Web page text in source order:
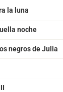
la luna
noche
negros de Julia